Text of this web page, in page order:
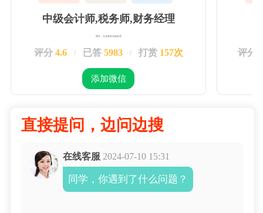
中级会计师,税务师,财务经理
擅长：企业账务实操处理
评分 4.6 / 已答 5983 / 打赏 157次
添加微信
评分
直接提问，边问边搜
在线客服 2024-07-10 15:31
同学，你遇到了什么问题？